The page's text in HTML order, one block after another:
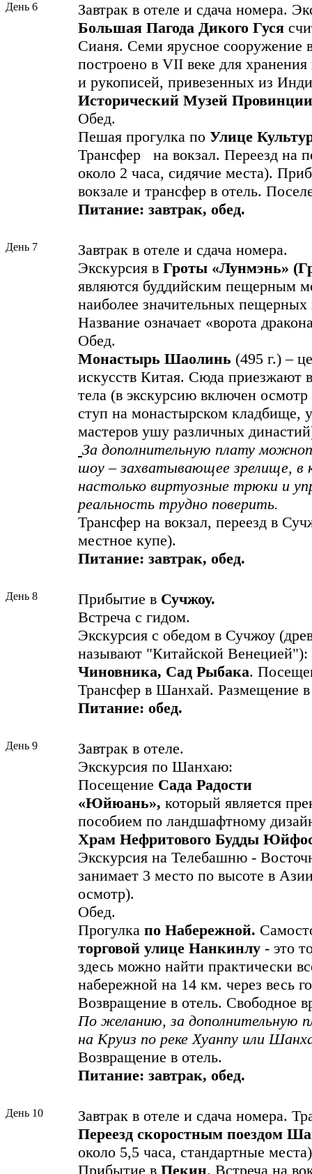
День 6
Завтрак в отеле и сдача номера.
Большая Пагода Дикого Гуся
Сианя. Семи ярусное сооружение
построено в VII веке для
и рукописей, привезенных из
Исторический Музей
Обед.
Пешая прогулка по Улице
Трансфер на вокзал. Переезд на
около 2 часа, сидячие места).
вокзале и трансфер в отель.
Питание: завтрак, обед.
День 7
Завтрак в отеле и сдача номера.
Экскурсия в Гроты «Лунмэнь»
являются буддийским пещерным
наиболее значительных
Название означает «ворота
Обед.
Монастырь Шаолинь (495 г.) –
искусств Китая. Сюда приезжают
тела (в экскурсию включен осмотр
ступ на монастырском кладбище,
мастеров ушу различных
За дополнительную платуможно
шоу – захватывающее зрелище, в
настолько виртуозные трюки и
реальность трудно поверить.
Трансфер на вокзал, переезд в
местное купе).
Питание: завтрак, обед.
День 8 Прибытие в Сучжоу.
Встреча с гидом.
Экскурсия с обедом в Сучжоу
называют "Китайской Венецией"):
Чиновника, Сад Рыбака.
Трансфер в Шанхай. Размещение в
Питание: обед.
День 9
Завтрак в отеле.
Экскурсия по Шанхаю:
Посещение Сада Радости
«Юйюань», который является
пособием по ландшафтному
Храм Нефритового Будды
Экскурсия на Телебашню -
занимает 3 место по высоте в
осмотр).
Обед.
Прогулка по Набережной.
торговой улице Нанкинлу - это
здесь можно найти практически
набережной на 14 км. через весь
Возвращение в отель. Свободное
По желанию, за дополнительную
на Круиз по реке Хуанпу или
Возвращение в отель.
Питание: завтрак, обед.
День 10
Завтрак в отеле и сдача номера.
Переезд скоростным поездом
около 5,5 часа, стандартные
Прибытие в Пекин. Встреча на